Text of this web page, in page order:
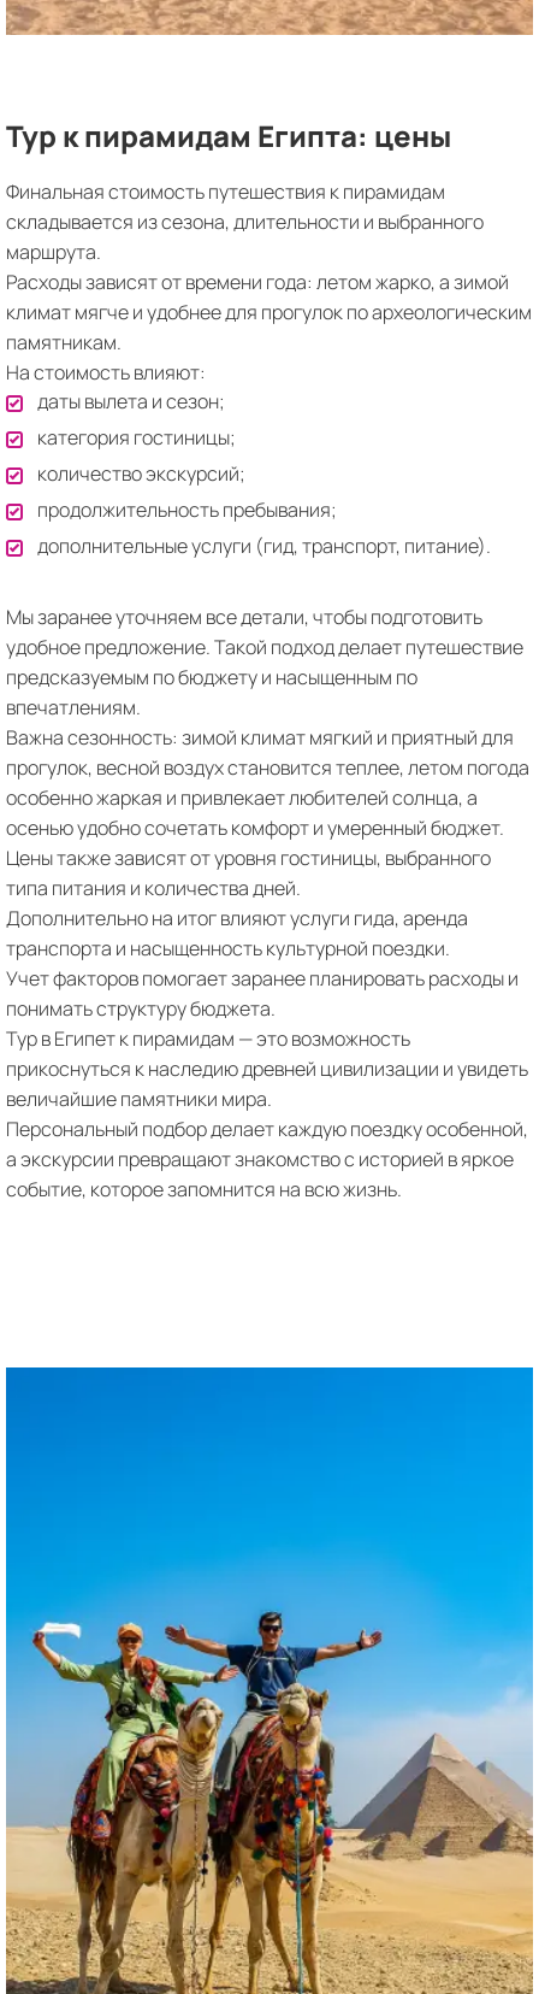
Тур к пирамидам Египта: цены
Финальная стоимость путешествия к пирамидам
складывается из сезона, длительности и выбранного
маршрута.
Расходы зависят от времени года: летом жарко, а зимой
климат мягче и удобнее для прогулок по археологическим
памятникам.
На стоимость влияют:
даты вылета и сезон;
категория гостиницы;
количество экскурсий;
продолжительность пребывания;
дополнительные услуги (гид, транспорт, питание).
Мы заранее уточняем все детали, чтобы подготовить
удобное предложение. Такой подход делает путешествие
предсказуемым по бюджету и насыщенным по
впечатлениям.
Важна сезонность: зимой климат мягкий и приятный для
прогулок, весной воздух становится теплее, летом погода
особенно жаркая и привлекает любителей солнца, а
осенью удобно сочетать комфорт и умеренный бюджет.
Цены также зависят от уровня гостиницы, выбранного
типа питания и количества дней.
Дополнительно на итог влияют услуги гида, аренда
транспорта и насыщенность культурной поездки.
Учет факторов помогает заранее планировать расходы и
понимать структуру бюджета.
Тур в Египет к пирамидам — это возможность
прикоснуться к наследию древней цивилизации и увидеть
величайшие памятники мира.
Персональный подбор делает каждую поездку особенной,
а экскурсии превращают знакомство с историей в яркое
событие, которое запомнится на всю жизнь.